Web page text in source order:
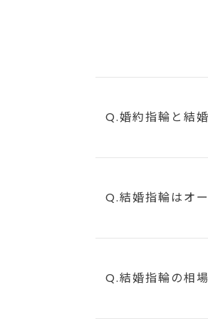
Q.婚約指輪と結
Q.結婚指輪はオ
Q.結婚指輪の相